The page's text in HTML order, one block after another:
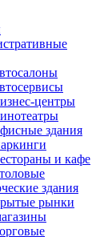
центры
здания
и кафе
здания
рынки